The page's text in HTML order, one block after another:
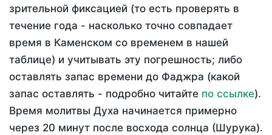
зрительной фиксацией (то есть проверять в
течение года - насколько точно совпадает
время в Каменском со временем в нашей
таблице) и учитывать эту погрешность; либо
оставлять запас времени до Фаджра (какой
запас оставлять - подробно читайте по ссылке).
Время молитвы Духа начинается примерно
через 20 минут после восхода солнца (Шурука).